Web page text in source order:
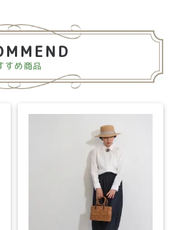
いします。
日まで（祝日・定休日含め）
ます。ご了承くださいま
ペーンで好評だった♪100双ブ
ツの再販です
シルパンツ♪4オンスライトデ
すめ商品